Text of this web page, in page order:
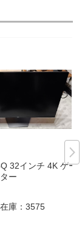
32インチ 4K ゲー
ー
庫： 3575